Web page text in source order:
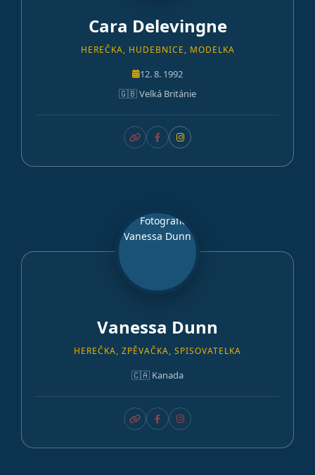
Cara Delevingne
HEREČKA, HUDEBNICE, MODELKA
12. 8. 1992
🇬🇧 Velká Británie
Vanessa Dunn
HEREČKA, ZPĚVAČKA, SPISOVATELKA
🇨🇦 Kanada